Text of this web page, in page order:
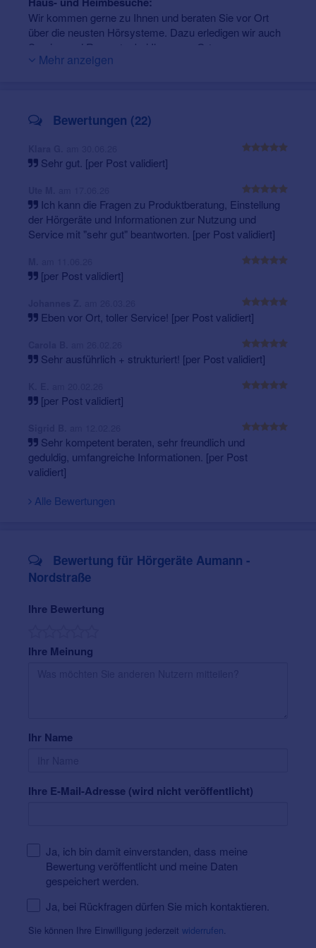
auch umfangreiches Zubehör – in unseren
Fachgeschäften finden Sie alles rund um gutes Hören.
Als Spezialist in allen Fragen rund um gutes Hören und
Verstehen begleiten wir Sie auf dem Weg zu Ihrem
Wir kommen gerne zu Ihnen und beraten Sie vor Ort
über die neusten Hörsysteme. Dazu erledigen wir auch
Service und Reparatur bei Ihnen vor Ort.
Telefonnummer unseres mobilen Außendienstes: 0172
Bei uns erhalten Sie vor der eigentlichen Beratung eine
Woche lang ein Hörumgebungsanalysesystem, welches
die unterschiedlichen Hörumgebungen im Alltag
analysiert, erfasst und auswertet.
Mit unseren Sennheiser Produkten, können Sie den Ton
Ihres Fernsehers oder Ihrer HiFi-Anlage in bester
Qualität genießen, ohne Ihre Umwelt zu stören.
CIs sind eine effektive Lösung zur Wiederherstellung
des Hörens bei hochgradigem bis vollständigem
Mehr anzeigen
Bewertungen (22)
Sehr gut. [per Post validiert]
Ich kann die Fragen zu Produktberatung, Einstellung
der Hörgeräte und Informationen zur Nutzung und
Service mit "sehr gut" beantworten. [per Post validiert]
[per Post validiert]
Eben vor Ort, toller Service! [per Post validiert]
Sehr ausführlich + strukturiert! [per Post validiert]
[per Post validiert]
Sehr kompetent beraten, sehr freundlich und
geduldig, umfangreiche Informationen. [per Post
validiert]
Alle Bewertungen
Bewertung für Hörgeräte Aumann -
Nordstraße
Ihre Bewertung
Ihre Meinung
Ihr Name
Ihre E-Mail-Adresse (wird nicht veröffentlicht)
Ja, ich bin damit einverstanden, dass meine
Bewertung veröffentlicht und meine Daten
gespeichert werden.
Ja, bei Rückfragen dürfen Sie mich kontaktieren.
Sie können Ihre Einwilligung jederzeit widerrufen.